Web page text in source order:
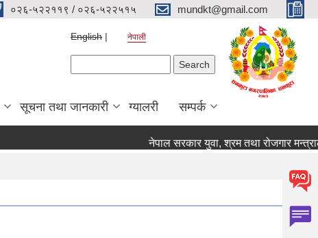
०२६-५२२११९ / ०२६-५२२५१५ mundkt@gmail.com
English नेपाली
सूचना तथा जानकारी ग्यालरी सम्पर्क
नेपाल सरकार युवा, श्रम तथा रोजगार